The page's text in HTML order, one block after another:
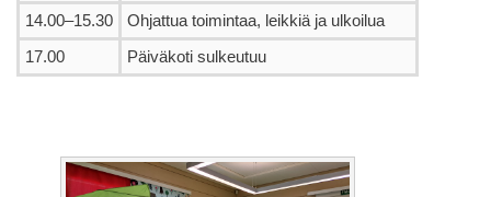
14.00–15.30 Ohjattua toimintaa, leikkiä ja ulkoilua
17.00 Päiväkoti sulkeutuu